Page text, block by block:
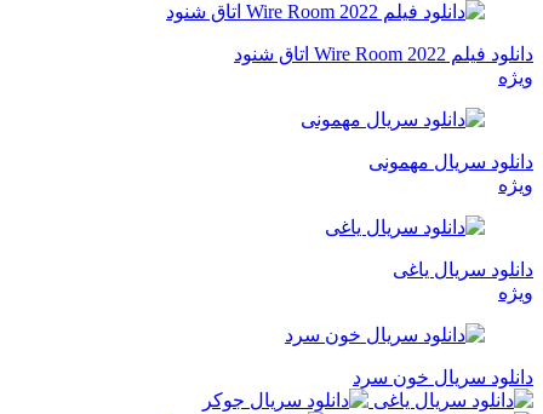
دانلود فیلم Wire Room 2022 اتاق شنود
ویژه
دانلود سریال مهمونی
ویژه
دانلود سریال یاغی
ویژه
دانلود سریال خون سرد